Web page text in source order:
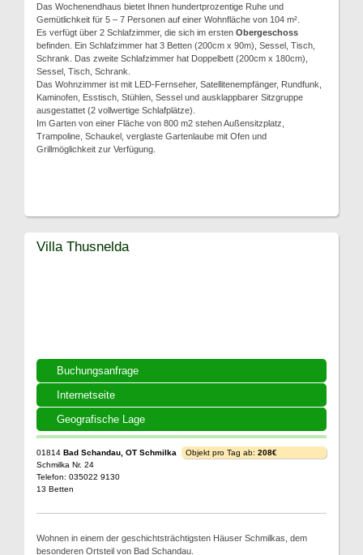
Das Wochenendhaus bietet Ihnen hundertprozentige Ruhe und
Gemütlichkeit für 5 – 7 Personen auf einer Wohnfläche von 104 m².
Es verfügt über 2 Schlafzimmer, die sich im ersten Obergeschoss
befinden. Ein Schlafzimmer hat 3 Betten (200cm x 90m), Sessel, Tisch,
Schrank. Das zweite Schlafzimmer hat Doppelbett (200cm x 180cm),
Sessel, Tisch, Schrank.
Das Wohnzimmer ist mit LED-Fernseher, Satellitenempfänger, Rundfunk,
Kaminofen, Esstisch, Stühlen, Sessel und ausklappbarer Sitzgruppe
ausgestattet (2 vollwertige Schlafplätze).
Im Garten von einer Fläche von 800 m2 stehen Außensitzplatz,
Trampoline, Schaukel, verglaste Gartenlaube mit Ofen und
Grillmöglichkeit zur Verfügung.
Buchungsanfrage
Internetseite
Geografische Lage
Villa Thusnelda
01814 Bad Schandau, OT Schmilka
Schmilka Nr. 24
Telefon: 035022 9130
13 Betten
Objekt pro Tag ab: 208€
Wohnen in einem der geschichtsträchtigsten Häuser Schmilkas, dem
besonderen Ortsteil von Bad Schandau.